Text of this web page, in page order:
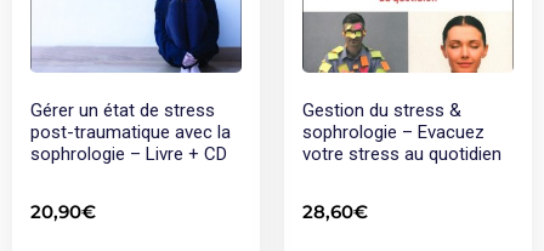
Gérer un état de stress
post-traumatique avec la
sophrologie – Livre + CD
20,90€
Gestion du stress &
sophrologie – Evacuez
votre stress au quotidien
28,60€